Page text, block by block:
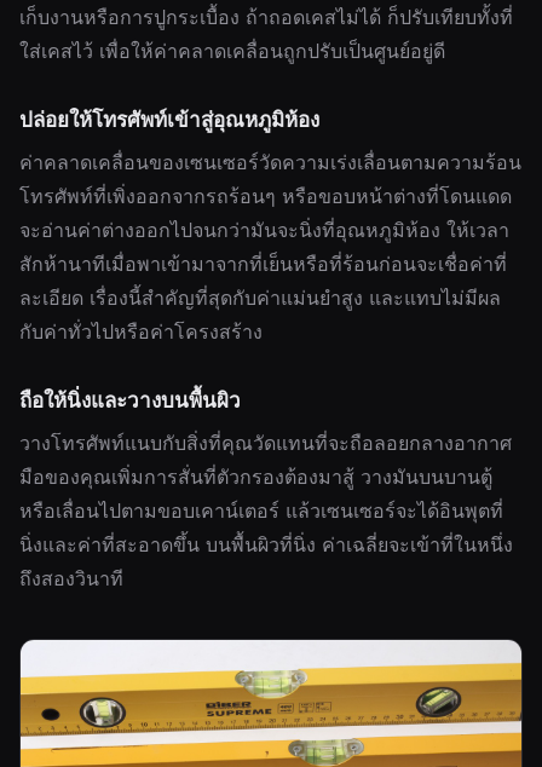
เก็บงานหรือการปูกระเบื้อง ถ้าถอดเคสไม่ได้ ก็ปรับเทียบทั้งที่
ใส่เคสไว้ เพื่อให้ค่าคลาดเคลื่อนถูกปรับเป็นศูนย์อยู่ดี
ปล่อยให้โทรศัพท์เข้าสู่อุณหภูมิห้อง
ค่าคลาดเคลื่อนของเซนเซอร์วัดความเร่งเลื่อนตามความร้อน
โทรศัพท์ที่เพิ่งออกจากรถร้อนๆ หรือขอบหน้าต่างที่โดนแดด
จะอ่านค่าต่างออกไปจนกว่ามันจะนิ่งที่อุณหภูมิห้อง ให้เวลา
สักห้านาทีเมื่อพาเข้ามาจากที่เย็นหรือที่ร้อนก่อนจะเชื่อค่าที่
ละเอียด เรื่องนี้สำคัญที่สุดกับค่าแม่นยำสูง และแทบไม่มีผล
กับค่าทั่วไปหรือค่าโครงสร้าง
ถือให้นิ่งและวางบนพื้นผิว
วางโทรศัพท์แนบกับสิ่งที่คุณวัดแทนที่จะถือลอยกลางอากาศ
มือของคุณเพิ่มการสั่นที่ตัวกรองต้องมาสู้ วางมันบนบานตู้
หรือเลื่อนไปตามขอบเคาน์เตอร์ แล้วเซนเซอร์จะได้อินพุตที่
นิ่งและค่าที่สะอาดขึ้น บนพื้นผิวที่นิ่ง ค่าเฉลี่ยจะเข้าที่ในหนึ่ง
ถึงสองวินาที